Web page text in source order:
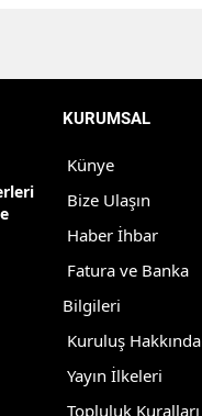
KURUMSAL
Künye
Bize Ulaşın
Haber İhbar
Fatura ve Banka
Bilgileri
Kuruluş Hakkında
Yayın İlkeleri
Topluluk Kuralları